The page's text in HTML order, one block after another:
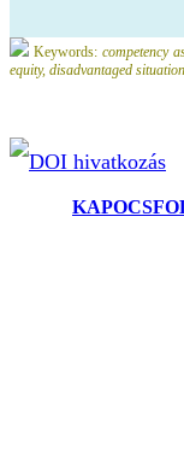
Keywords: competency
equity, disadvantaged situation
DOI hivatkozás